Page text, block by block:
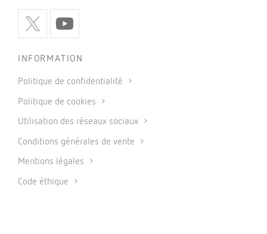
INFORMATION
Politique de confidentialité
Politique de cookies
Utilisation des réseaux sociaux
Conditions générales de vente
Mentions légales
Code éthique